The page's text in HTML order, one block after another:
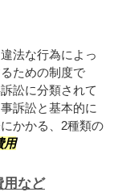
法な行為によっ
ための制度で
訟に分類されて
訴訟と基本的に
かかる、2種類の
用
用など